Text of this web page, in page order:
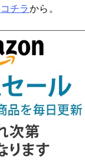
コチラから。